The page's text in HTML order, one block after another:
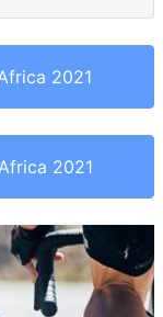
2021
2021